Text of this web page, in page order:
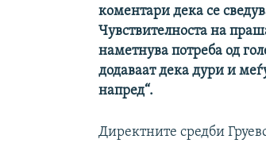
коментари дека се
Чувствителноста на
наметнува потреба од
додаваат дека дури и
напред“.
Директните средби